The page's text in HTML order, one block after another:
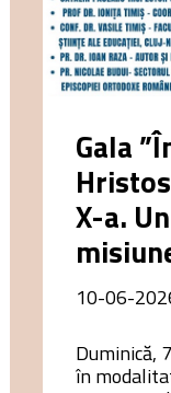
Gala
X-a.
10-06-
Duminică,
în